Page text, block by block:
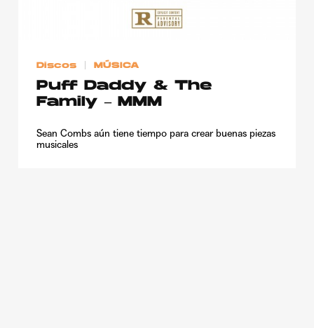
© 2015-2022 UMOMAG. PROPIEDAD DE UMO agency. TODOS LOS
DERECHOS RESERVADOS.
Discos MÚSICA
Puff Daddy & The
Family – MMM
Sean Combs aún tiene tiempo para crear buenas piezas
musicales